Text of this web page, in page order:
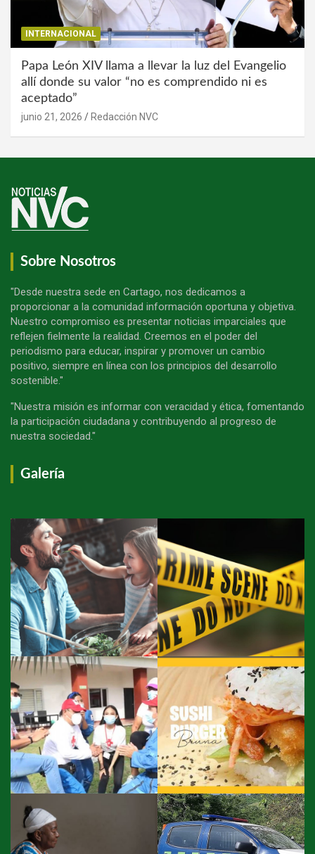
INTERNACIONAL
Papa León XIV llama a llevar la luz del Evangelio
allí donde su valor “no es comprendido ni es
aceptado”
junio 21, 2026 Redacción NVC
Sobre Nosotros
"Desde nuestra sede en Cartago, nos dedicamos a
proporcionar a la comunidad información oportuna y objetiva.
Nuestro compromiso es presentar noticias imparciales que
reflejen fielmente la realidad. Creemos en el poder del
periodismo para educar, inspirar y promover un cambio
positivo, siempre en línea con los principios del desarrollo
sostenible."
"Nuestra misión es informar con veracidad y ética, fomentando
la participación ciudadana y contribuyendo al progreso de
nuestra sociedad."
Galería